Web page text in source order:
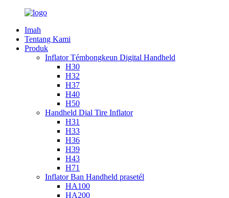
Imah
Tentang Kami
Produk
Inflator Témbongkeun Digital Handheld
H30
H32
H37
H40
H50
Handheld Dial Tire Inflator
H31
H33
H36
H39
H43
H71
Inflator Ban Handheld prasetél
HA100
HA200